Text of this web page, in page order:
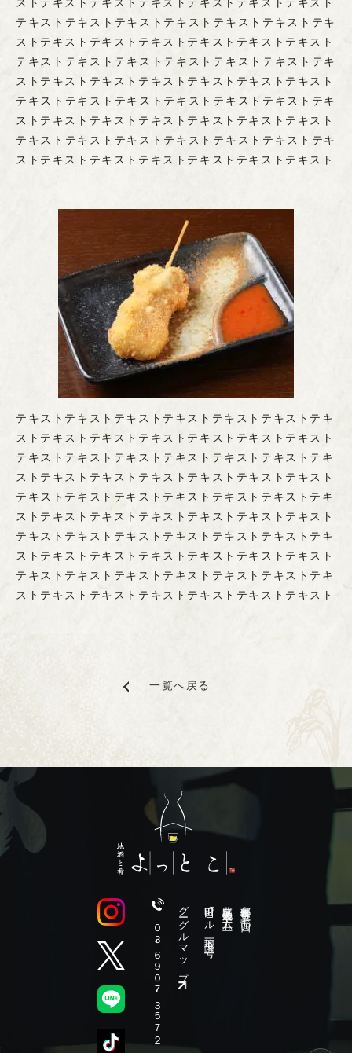
ストテキストテキストテキストテキストテキストテキスト
テキストテキストテキストテキストテキストテキストテキ
ストテキストテキストテキストテキストテキストテキスト
テキストテキストテキストテキストテキストテキストテキ
ストテキストテキストテキストテキストテキストテキスト
テキストテキストテキストテキストテキストテキストテキ
ストテキストテキストテキストテキストテキストテキスト
テキストテキストテキストテキストテキストテキストテキ
ストテキストテキストテキストテキストテキストテキスト
テキストテキストテキストテキストテキストテキストテキ
ストテキストテキストテキストテキストテキストテキスト
テキストテキストテキストテキストテキストテキストテキ
ストテキストテキストテキストテキストテキストテキスト
テキストテキストテキストテキストテキストテキストテキ
ストテキストテキストテキストテキストテキストテキスト
テキストテキストテキストテキストテキストテキストテキ
ストテキストテキストテキストテキストテキストテキスト
テキストテキストテキストテキストテキストテキストテキ
ストテキストテキストテキストテキストテキストテキスト
一覧へ戻る
０３-６９０７-３５７２ グーグルマップ 町田ビル 地下一階 二号 豊島区池袋 二ー六五ー五 郵便番号 一七一ー〇〇一四